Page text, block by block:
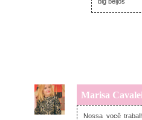
Marisa
Nossa você